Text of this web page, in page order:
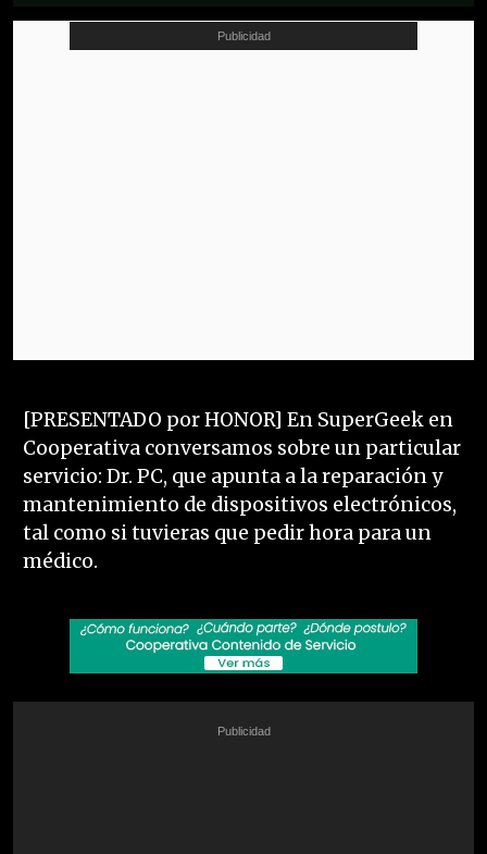
[PRESENTADO por HONOR] En SuperGeek en
Cooperativa conversamos sobre un particular
servicio: Dr. PC, que apunta a la reparación y
mantenimiento de dispositivos electrónicos,
tal como si tuvieras que pedir hora para un
médico.